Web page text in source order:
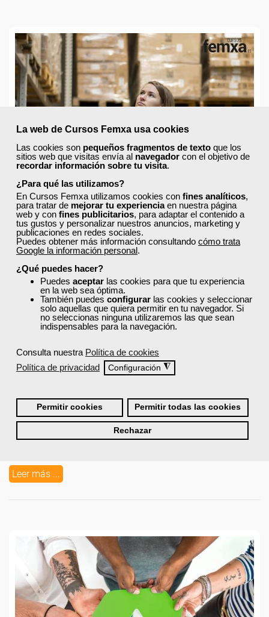
La web de Cursos Femxa usa cookies
Las cookies son pequeños fragmentos de texto que los
sitios web que visitas envía al navegador con el objetivo de
recordar información sobre tu visita.
¿Para qué las utilizamos?
En Cursos Femxa utilizamos cookies con fines analíticos,
para tratar de mejorar tu experienciaen nuestra página
web y con fines publicitarios, para adaptar el contenido a
tus gustos y personalizar nuestros anuncios, marketing y
publicaciones en redes sociales.
Puedes obtener más información consultando cómo trata
Google la información personal.
¿Qué puedes hacer?
Puedes aceptar las cookies para que tu experiencia
en la web sea óptima.
También puedes configurar las cookies y seleccionar
solo aquellas que quiera permitir en tu navegador. Si
no seleccionas ninguna utilizaremos las que sean
indispensables para la navegación.
Consulta nuestra Política de cookies
Política de privacidad
Configuración ◮
Permitir cookies Permitir todas las cookies
Rechazar
Sistemas de información y distribución logística
Lunes, 20 Julio 2026 10:00
Escrito porDayesi Rodríguez
Los sistemas de información y distribución en las empresas son
herramientas clave para optimizar la eficiencia y la precisión en
la gestión de la cadena de suministro, a través de la integración de
coordinar y controlar la información y el flujo de productos.
Estos sistemas proporcionan una visión completa de las
operaciones de la organización, permitiendo mejorar los procesos
logísticos, reducir los costes, aumentar la capacidad de respuesta y
Leer más ...